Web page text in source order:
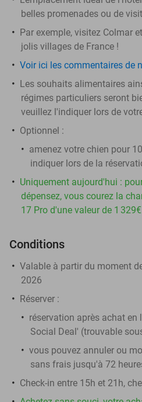
belles promenades ou de
Par exemple, visitez Colmar
jolis villages de France !
Voir ici les commentaires de
Les souhaits alimentaires
régimes particuliers seront
veuillez l'indiquer lors de
Optionnel :
amenez votre chien pour
indiquer lors de la
Uniquement aujourd'hui :
dépensez, vous courez la
17 Pro d'une valeur de 1
Conditions
Valable à partir du moment
2026
Réserver :
réservation après achat en
Social Deal' (trouvable
vous pouvez annuler ou
sans frais jusqu'à 72
Check-in entre 15h et 21h,